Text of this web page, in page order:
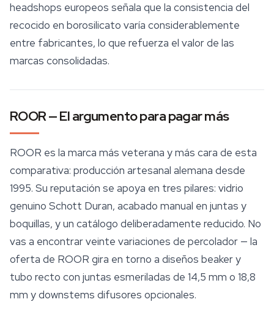
headshops europeos señala que la consistencia del
recocido en borosilicato varía considerablemente
entre fabricantes, lo que refuerza el valor de las
marcas consolidadas.
ROOR — El argumento para pagar más
ROOR es la marca más veterana y más cara de esta
comparativa: producción artesanal alemana desde
1995. Su reputación se apoya en tres pilares: vidrio
genuino Schott Duran, acabado manual en juntas y
boquillas, y un catálogo deliberadamente reducido. No
vas a encontrar veinte variaciones de percolador — la
oferta de ROOR gira en torno a diseños beakery
tubo recto con juntas esmeriladas de 14,5 mm o 18,8
mm y downstems difusores opcionales.